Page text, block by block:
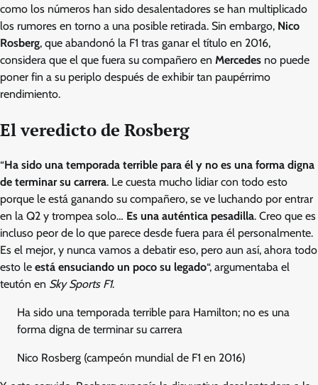
como los números han sido desalentadores se han multiplicado
los rumores en torno a una posible retirada. Sin embargo, Nico
Rosberg, que abandonó la F1 tras ganar el título en 2016,
considera que el que fuera su compañero en Mercedes no puede
poner fin a su periplo después de exhibir tan paupérrimo
rendimiento.
El veredicto de Rosberg
“Ha sido una temporada terrible para él y no es una forma digna
de terminar su carrera. Le cuesta mucho lidiar con todo esto
porque le está ganando su compañero, se ve luchando por entrar
en la Q2 y trompea solo… Es una auténtica pesadilla. Creo que es
incluso peor de lo que parece desde fuera para él personalmente.
Es el mejor, y nunca vamos a debatir eso, pero aun así, ahora todo
esto le está ensuciando un poco su legado“, argumentaba el
teutón en Sky Sports F1.
Ha sido una temporada terrible para Hamilton; no es una
forma digna de terminar su carrera
Nico Rosberg (campeón mundial de F1 en 2016)